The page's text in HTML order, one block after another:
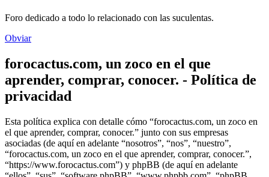
Foro dedicado a todo lo relacionado con las suculentas.
Obviar
forocactus.com, un zoco en el que
aprender, comprar, conocer. - Política de
privacidad
Esta política explica con detalle cómo “forocactus.com, un zoco en
el que aprender, comprar, conocer.” junto con sus empresas
asociadas (de aquí en adelante “nosotros”, “nos”, “nuestro”,
“forocactus.com, un zoco en el que aprender, comprar, conocer.”,
“https://www.forocactus.com”) y phpBB (de aquí en adelante